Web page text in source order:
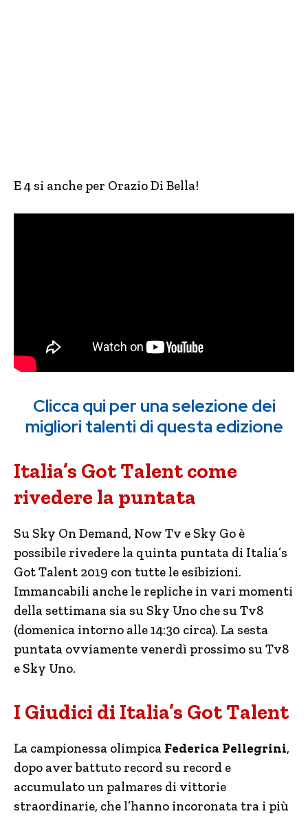
E 4 si anche per Orazio Di Bella!
Clicca qui per una selezione dei
migliori talenti di questa edizione
Italia’s Got Talent come
rivedere la puntata
Su Sky On Demand, Now Tv e Sky Go è
possibile rivedere la quinta puntata di Italia’s
Got Talent 2019 con tutte le esibizioni.
Immancabili anche le repliche in vari momenti
della settimana sia su Sky Uno che su Tv8
(domenica intorno alle 14:30 circa). La sesta
puntata ovviamente venerdì prossimo su Tv8
e Sky Uno.
I Giudici di Italia’s Got Talent
La campionessa olimpica Federica Pellegrini,
dopo aver battuto record su record e
accumulato un palmares di vittorie
straordinarie, che l’hanno incoronata tra i più